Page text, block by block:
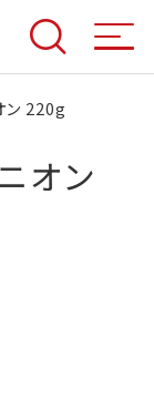
ン 220g
オン